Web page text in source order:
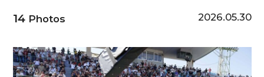
14Photos 2026.05.30